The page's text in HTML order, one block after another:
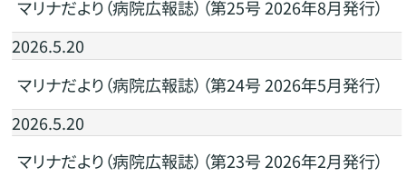
マリナだより（病院広報誌）（第25号 2026年8月発行）
2026.5.20
マリナだより（病院広報誌）（第24号 2026年5月発行）
2026.5.20
マリナだより（病院広報誌）（第23号 2026年2月発行）